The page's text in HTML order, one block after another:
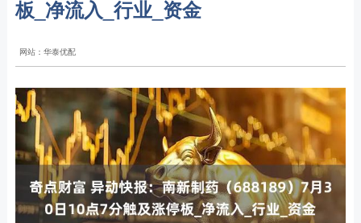
板_净流入_行业_资金
网站：华泰优配